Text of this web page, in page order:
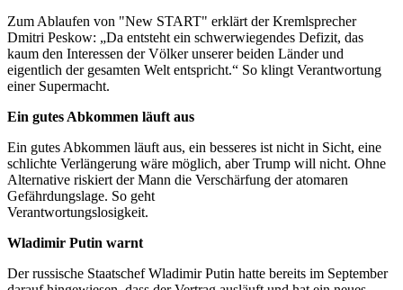
Zum Ablaufen von "New START" erklärt der Kremlsprecher
Dmitri Peskow: „Da entsteht ein schwerwiegendes Defizit, das
kaum den Interessen der Völker unserer beiden Länder und
eigentlich der gesamten Welt entspricht.“ So klingt Verantwortung
einer Supermacht.
Ein gutes Abkommen läuft aus
Ein gutes Abkommen läuft aus, ein besseres ist nicht in Sicht, eine
schlichte Verlängerung wäre möglich, aber Trump will nicht. Ohne
Alternative riskiert der Mann die Verschärfung der atomaren
Gefährdungslage. So geht
Verantwortungslosigkeit.
Wladimir Putin warnt
Der russische Staatschef Wladimir Putin hatte bereits im September